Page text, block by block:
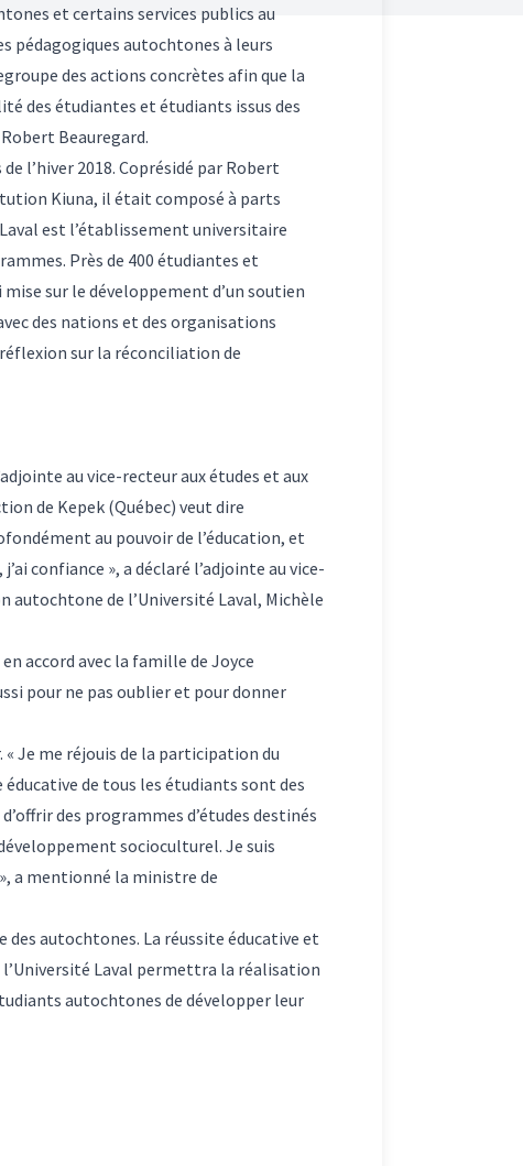
et certains services publics au
pédagogiques autochtones à leurs
des actions concrètes afin que la
des étudiantes et étudiants issus des
Beauregard.
l’hiver 2018. Coprésidé par Robert
Kiuna, il était composé à parts
est l’établissement universitaire
Près de 400 étudiantes et
sur le développement d’un soutien
des nations et des organisations
sur la réconciliation de
au vice-recteur aux études et aux
de Kepek (Québec) veut dire
au pouvoir de l’éducation, et
confiance », a déclaré l’adjointe au vice-
de l’Université Laval, Michèle
accord avec la famille de Joyce
pour ne pas oublier et pour donner
« Je me réjouis de la participation du
éducative de tous les étudiants sont des
des programmes d’études destinés
socioculturel. Je suis
a mentionné la ministre de
autochtones. La réussite éducative et
Laval permettra la réalisation
autochtones de développer leur